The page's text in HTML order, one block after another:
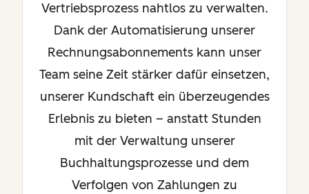
Vertriebsprozess nahtlos zu verwalten.
Dank der Automatisierung unserer
Rechnungsabonnements kann unser
Team seine Zeit stärker dafür einsetzen,
unserer Kundschaft ein überzeugendes
Erlebnis zu bieten – anstatt Stunden
mit der Verwaltung unserer
Buchhaltungsprozesse und dem
Verfolgen von Zahlungen zu